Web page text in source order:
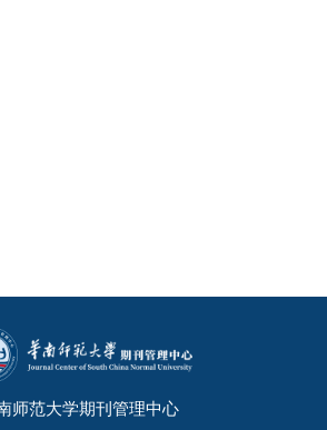
师范大学期刊管理中心